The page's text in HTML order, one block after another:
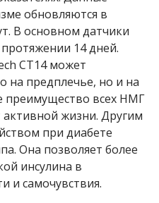
обновляются в
В основном датчики
14 дней.
СТ14 может
на предплечье, но и на
преимущество всех НМГ
жизни. Другим
при диабете
Она позволяет более
инсулина в
и самочувствия.